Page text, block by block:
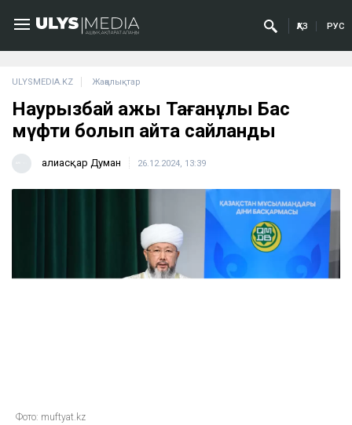
ҚАЗ РУС
ULYSMEDIA.KZ Жаңалықтар
Наурызбай қажы Тағанұлы Бас
мүфти болып қайта сайланды
Ғалиасқар Думан 26.12.2024, 13:39
Фото: muftyat.kz